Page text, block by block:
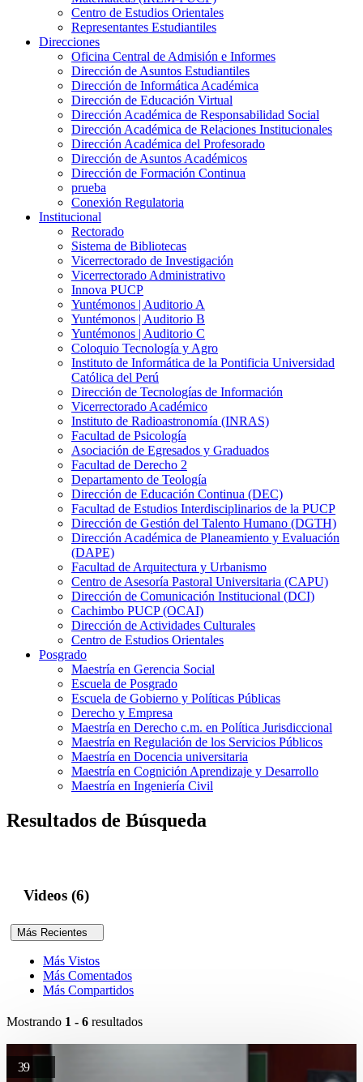
Centro de Estudios Orientales
Representantes Estudiantiles
Direcciones
Oficina Central de Admisión e Informes
Dirección de Asuntos Estudiantiles
Dirección de Informática Académica
Dirección de Educación Virtual
Dirección Académica de Responsabilidad Social
Dirección Académica de Relaciones Institucionales
Dirección Académica del Profesorado
Dirección de Asuntos Académicos
Dirección de Formación Continua
prueba
Conexión Regulatoria
Institucional
Rectorado
Sistema de Bibliotecas
Vicerrectorado de Investigación
Vicerrectorado Administrativo
Innova PUCP
Yuntémonos | Auditorio A
Yuntémonos | Auditorio B
Yuntémonos | Auditorio C
Coloquio Tecnología y Agro
Instituto de Informática de la Pontificia Universidad
Católica del Perú
Dirección de Tecnologías de Información
Vicerrectorado Académico
Instituto de Radioastronomía (INRAS)
Facultad de Psicología
Asociación de Egresados y Graduados
Facultad de Derecho 2
Departamento de Teología
Dirección de Educación Continua (DEC)
Facultad de Estudios Interdisciplinarios de la PUCP
Dirección de Gestión del Talento Humano (DGTH)
Dirección Académica de Planeamiento y Evaluación
(DAPE)
Facultad de Arquitectura y Urbanismo
Centro de Asesoría Pastoral Universitaria (CAPU)
Dirección de Comunicación Institucional (DCI)
Cachimbo PUCP (OCAI)
Dirección de Actividades Culturales
Centro de Estudios Orientales
Posgrado
Maestría en Gerencia Social
Escuela de Posgrado
Escuela de Gobierno y Políticas Públicas
Derecho y Empresa
Maestría en Derecho c.m. en Política Jurisdiccional
Maestría en Regulación de los Servicios Públicos
Maestría en Docencia universitaria
Maestría en Cognición Aprendizaje y Desarrollo
Maestría en Ingeniería Civil
Resultados de Búsqueda
Videos (6)
Más Recientes
Más Vistos
Más Comentados
Más Compartidos
Mostrando 1 - 6 resultados
39